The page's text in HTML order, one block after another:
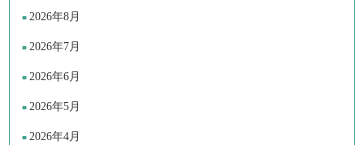
2026年8月
2026年7月
2026年6月
2026年5月
2026年4月